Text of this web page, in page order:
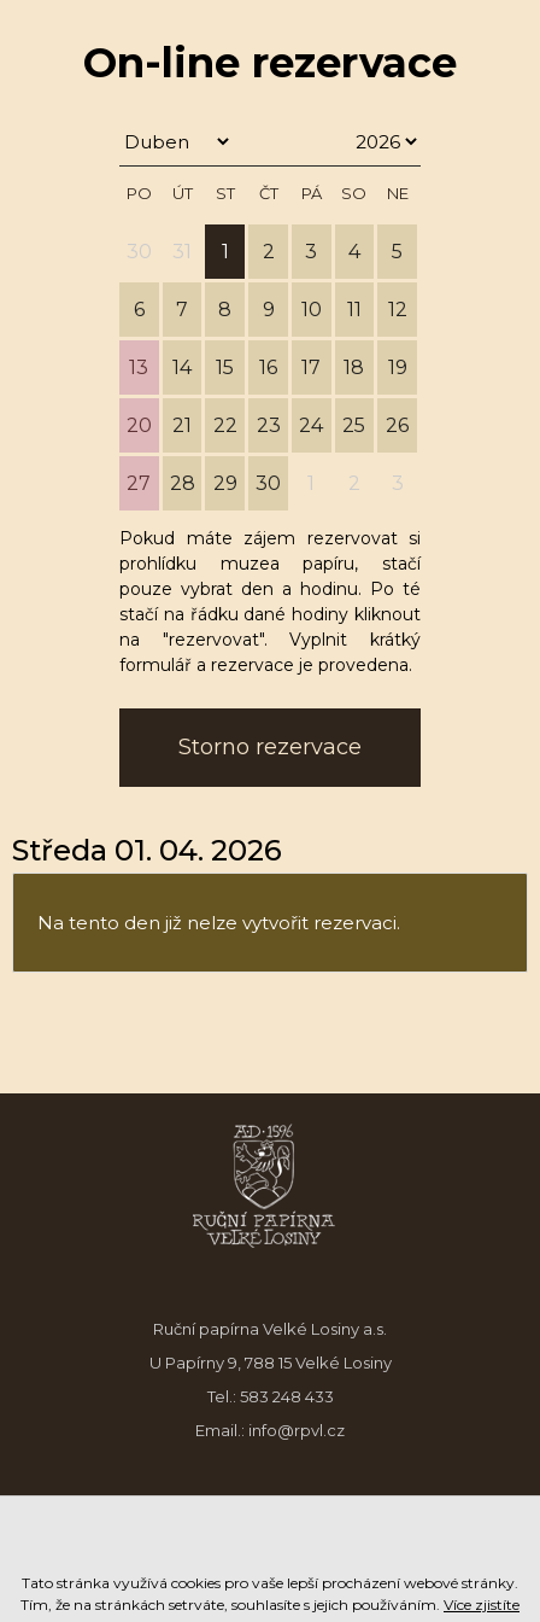
On-line rezervace
PO ÚT ST ČT PÁ SO NE
30 31 1 2 3 4 5
6 7 8 9 10 11 12
13 14 15 16 17 18 19
20 21 22 23 24 25 26
27 28 29 30 1 2 3
Pokud máte zájem rezervovat si
prohlídku muzea papíru, stačí
pouze vybrat den a hodinu. Po té
stačí na řádku dané hodiny kliknout
na "rezervovat". Vyplnit krátký
formulář a rezervace je provedena.
Storno rezervace
Středa 01. 04. 2026
Na tento den již nelze vytvořit rezervaci.
Ruční papírna Velké Losiny a.s.
U Papírny 9, 788 15 Velké Losiny
Tel.: 583 248 433
Email.: info@rpvl.cz
Tato stránka využívá cookies pro vaše lepší procházení webové stránky.
Tím, že na stránkách setrváte, souhlasíte s jejich používáním. Více zjistíte